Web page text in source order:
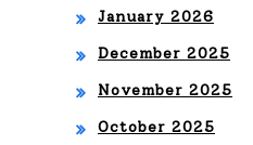
January 2026
December 2025
November 2025
October 2025